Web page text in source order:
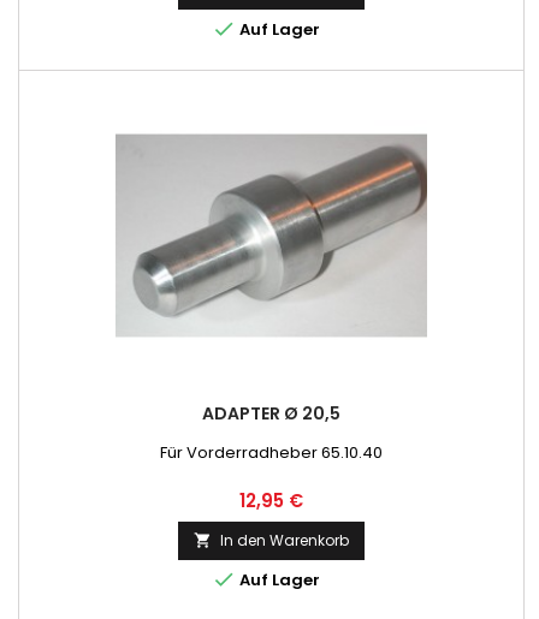
 Auf Lager
ADAPTER Ø 20,5
Für Vorderradheber 65.10.40
Preis
12,95 €
 In den Warenkorb
 Auf Lager